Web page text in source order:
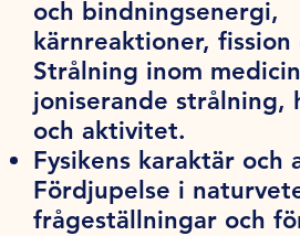
och bindningsenergi,
kärnreaktioner, fission
Strålning inom
joniserande strålning,
och aktivitet.
Fysikens karaktär och
Fördjupelse i
frågeställningar och